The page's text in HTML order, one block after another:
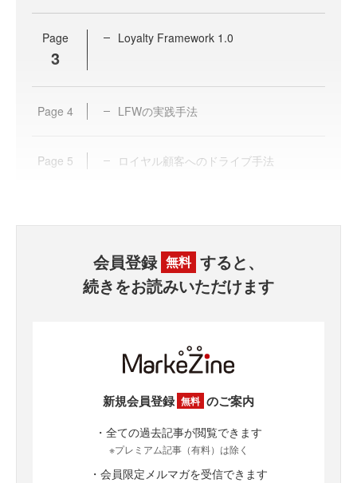
Page
3
Loyalty Framework 1.0
Page 4 LFWの実践手法
Page 5 ロイヤル顧客へのドライブ手法
会員登録 無料 すると、
続きをお読みいただけます
新規会員登録 無料 のご案内
・全ての過去記事が閲覧できます
※プレミアム記事（有料）は除く
・会員限定メルマガを受信できます